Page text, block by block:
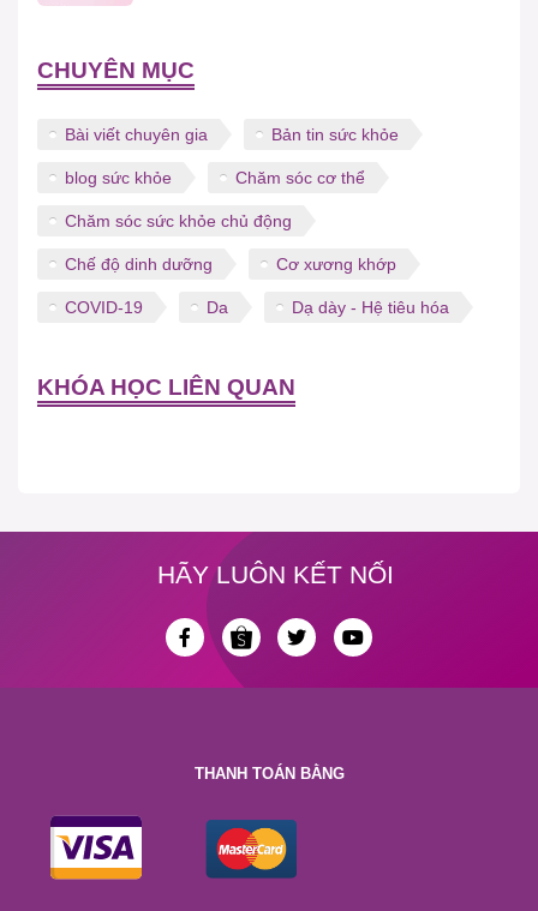
CHUYÊN MỤC
Bài viết chuyên gia Bản tin sức khỏe
blog sức khỏe Chăm sóc cơ thể
Chăm sóc sức khỏe chủ động
Chế độ dinh dưỡng Cơ xương khớp
COVID-19 Da Dạ dày - Hệ tiêu hóa
KHÓA HỌC LIÊN QUAN
HÃY LUÔN KẾT NỐI
THANH TOÁN BẰNG